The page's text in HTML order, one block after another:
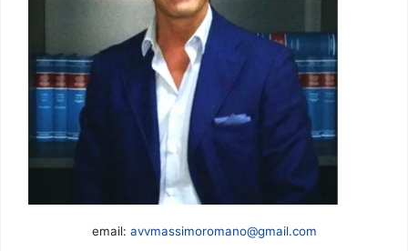
email: avvmassimoromano@gmail.com